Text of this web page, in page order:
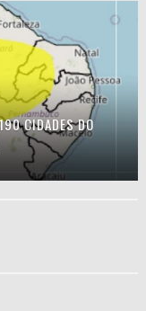
CIDADES DO